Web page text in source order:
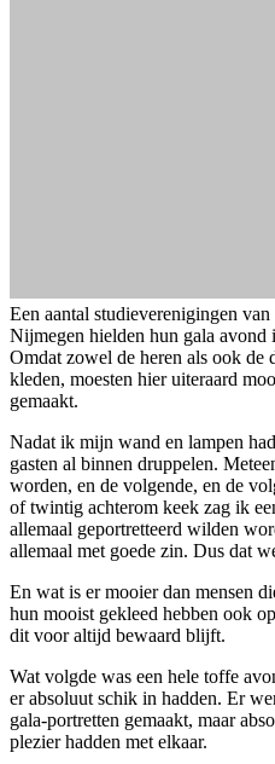
Een aantal studieverenigingen van
Nijmegen hielden hun gala
Omdat zowel de heren als ook de
kleden, moesten hier uiteraard
gemaakt.
Nadat ik mijn wand en lampen
gasten al binnen druppelen.
worden, en de volgende, en de
of twintig achterom keek zag ik
allemaal geportretteerd wilden
allemaal met goede zin. Dus dat
En wat is er mooier dan mensen
hun mooist gekleed hebben ook
dit voor altijd bewaard blijft.
Wat volgde was een hele toffe
er absoluut schik in hadden. Er
gala-portretten gemaakt, maar
plezier hadden met elkaar.